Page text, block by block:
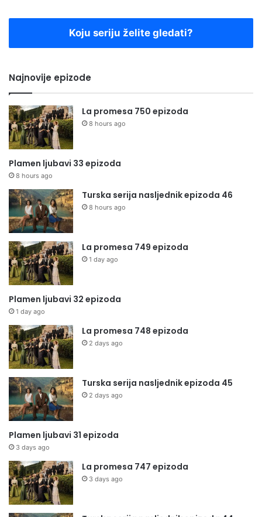
Koju seriju želite gledati?
Najnovije epizode
La promesa 750 epizoda
8 hours ago
Plamen ljubavi 33 epizoda
8 hours ago
Turska serija nasljednik epizoda 46
8 hours ago
La promesa 749 epizoda
1 day ago
Plamen ljubavi 32 epizoda
1 day ago
La promesa 748 epizoda
2 days ago
Turska serija nasljednik epizoda 45
2 days ago
Plamen ljubavi 31 epizoda
3 days ago
La promesa 747 epizoda
3 days ago